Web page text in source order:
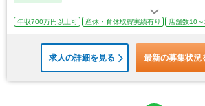
年収700万円以上可 産休・育休取得実績有り 店舗数10
求人の詳細を見る 最新の募集状況